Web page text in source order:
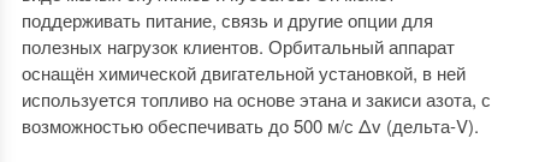
поддерживать питание, связь и другие опции для
полезных нагрузок клиентов. Орбитальный аппарат
оснащён химической двигательной установкой, в ней
используется топливо на основе этана и закиси азота, с
возможностью обеспечивать до 500 м/с Δv (дельта-V).